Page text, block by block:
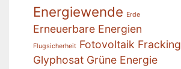
Energiewende Erde
Erneuerbare Energien
Flugsicherheit Fotovoltaik Fracking
Glyphosat Grüne Energie